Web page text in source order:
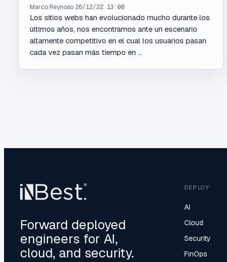
Marco Reynoso 26/12/22 13:00
Los sitios webs han evolucionado mucho durante los
últimos años, nos encontramos ante un escenario
altamente competitivo en el cual los usuarios pasan
cada vez pasan más tiempo en ...
Forward deployed
engineers for AI,
cloud, and security.
DEPLOY
AI
Cloud
Security
FinOps